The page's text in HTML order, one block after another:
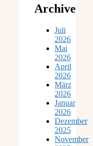
Archive
Juli
2026
Mai
2026
April
2026
März
2026
Januar
2026
Dezember
2025
November